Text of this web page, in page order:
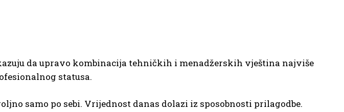
da upravo kombinacija tehničkih i menadžerskih vještina najviše
statusa.
samo po sebi. Vrijednost danas dolazi iz sposobnosti prilagodbe.